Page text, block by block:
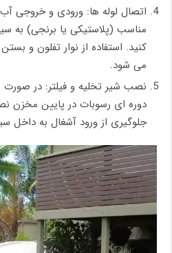
اتصال لوله‌ ها: ورودی و خروجی آب
مناسب (پلاستیکی یا برنجی) به
کنید. استفاده از نوار تفلون و
می ‌شود.
نصب شیر تخلیه و فیلتر: در صورت
دوره‌ ای رسوبات در پایین مخزن
جلوگیری از ورود آشغال به داخل